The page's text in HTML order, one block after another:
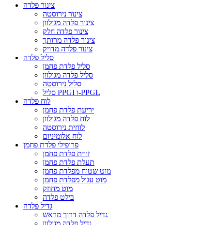
צינור פלדה
צינור נירוסטה
צינור פלדה מגולוון
צינור פלדה חלק
צינור פלדה מרותך
צינור פלדה מדויק
סליל פלדה
סליל פלדת פחמן
סליל פלדה מגולוון
סליל נירוסטה
סליל PPGI ו-PPGL
לוח פלדה
יריעת פלדת פחמן
לוח פלדה מגולוון
לוחית נירוסטה
לוח אלומיניום
פרופילי פלדת פחמן
זווית פלדת פחמן
תעלת פלדת פחמן
מוט שטוח מפלדת פחמן
מוט עגול מפלדת פחמן
מוט מחוזק
בילט פלדה
גדיל פלדה
גדיל פלדה דרוך מראש
גדיל פלדה מגולוון